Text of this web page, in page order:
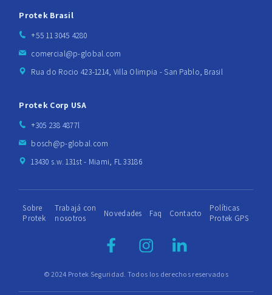
Protek Brasil
+55 11 3045 4280
comercial@p-global.com
Rua do Rocio 423-1214, Villa Olimpia - San Pablo, Brasil
Protek Corp USA
+305 238 4877l
bosch@p-global.com
13430 s.w. 131st - Miami, FL 33186
© 2024 Protek Seguridad. Todos los derechos reservados
Sobre
Protek
Trabajá con
nosotros
Novedades Faq Contacto
Políticas
Protek GPS